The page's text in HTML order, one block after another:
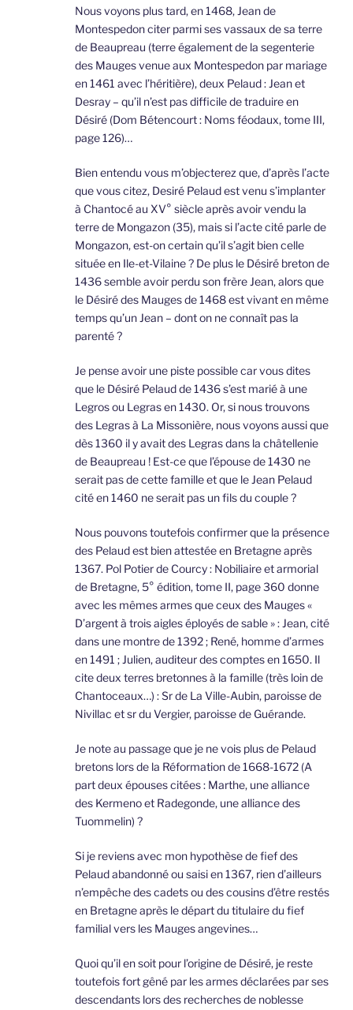
Nous voyons plus tard, en 1468, Jean de
Montespedon citer parmi ses vassaux de sa terre
de Beaupreau (terre également de la segenterie
des Mauges venue aux Montespedon par mariage
en 1461 avec l’héritière), deux Pelaud : Jean et
Desray – qu’il n’est pas difficile de traduire en
Désiré (Dom Bétencourt : Noms féodaux, tome III,
page 126)…
Bien entendu vous m’objecterez que, d’après l’acte
que vous citez, Desiré Pelaud est venu s’implanter
à Chantocé au XV° siècle après avoir vendu la
terre de Mongazon (35), mais si l’acte cité parle de
Mongazon, est-on certain qu’il s’agit bien celle
située en Ile-et-Vilaine ? De plus le Désiré breton de
1436 semble avoir perdu son frère Jean, alors que
le Désiré des Mauges de 1468 est vivant en même
temps qu’un Jean – dont on ne connaît pas la
parenté ?
Je pense avoir une piste possible car vous dites
que le Désiré Pelaud de 1436 s’est marié à une
Legros ou Legras en 1430. Or, si nous trouvons
des Legras à La Missonière, nous voyons aussi que
dès 1360 il y avait des Legras dans la châtellenie
de Beaupreau ! Est-ce que l’épouse de 1430 ne
serait pas de cette famille et que le Jean Pelaud
cité en 1460 ne serait pas un fils du couple ?
Nous pouvons toutefois confirmer que la présence
des Pelaud est bien attestée en Bretagne après
1367. Pol Potier de Courcy : Nobiliaire et armorial
de Bretagne, 5° édition, tome II, page 360 donne
avec les mêmes armes que ceux des Mauges «
D’argent à trois aigles éployés de sable » : Jean, cité
dans une montre de 1392 ; René, homme d’armes
en 1491 ; Julien, auditeur des comptes en 1650. Il
cite deux terres bretonnes à la famille (très loin de
Chantoceaux…) : Sr de La Ville-Aubin, paroisse de
Nivillac et sr du Vergier, paroisse de Guérande.
Je note au passage que je ne vois plus de Pelaud
bretons lors de la Réformation de 1668-1672 (A
part deux épouses citées : Marthe, une alliance
des Kermeno et Radegonde, une alliance des
Tuommelin) ?
Si je reviens avec mon hypothèse de fief des
Pelaud abandonné ou saisi en 1367, rien d’ailleurs
n’empêche des cadets ou des cousins d’être restés
en Bretagne après le départ du titulaire du fief
familial vers les Mauges angevines…
Quoi qu’il en soit pour l’origine de Désiré, je reste
toutefois fort gêné par les armes déclarées par ses
descendants lors des recherches de noblesse